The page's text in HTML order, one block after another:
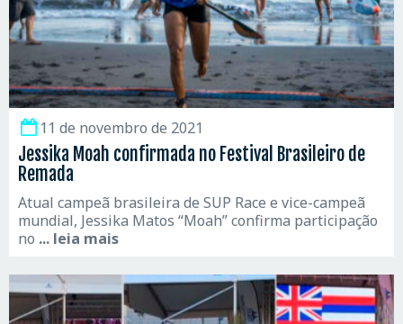
11 de novembro de 2021
Jessika Moah confirmada no Festival Brasileiro de
Remada
Atual campeã brasileira de SUP Race e vice-campeã
mundial, Jessika Matos “Moah” confirma participação
no ... leia mais